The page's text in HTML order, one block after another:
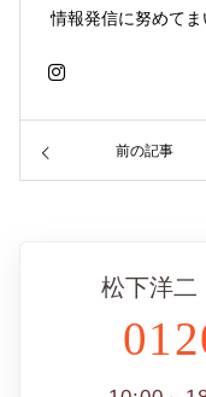
情報発信に努めてま
前の記事
松下洋二